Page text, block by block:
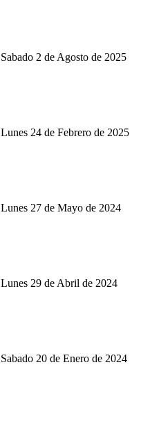
Sabado 2 de Agosto de 2025
Lunes 24 de Febrero de 2025
Lunes 27 de Mayo de 2024
Lunes 29 de Abril de 2024
Sabado 20 de Enero de 2024